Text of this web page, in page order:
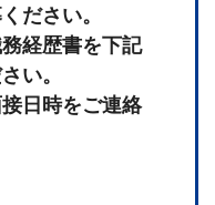
ださい。
経歴書を下記
い。
日時をご連絡